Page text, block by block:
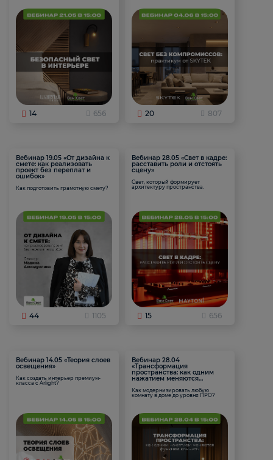
14 656 20 807
Вебинар 19.05 «От дизайна к
смете: как реализовать
проект без переплат и
ошибок»
Как подготовить грамотную смету?
44 1105
Вебинар 28.05 «Свет в кадре:
расставить роли и отстоять
сцену»
Свет, который формирует
архитектуру пространства.
15 656
Вебинар 14.05 «Теория слоев
освещения»
Как создать интерьер премиум-
класса с Arlight?
Вебинар 28.04
«Трансформация
пространства: как одним
нажатием меняются
Как модернизировать любую
комнату в доме до уровня ПРО?